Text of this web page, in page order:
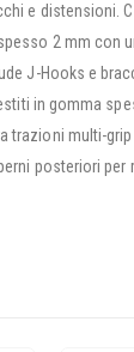
e distensioni.
2 mm con
J-Hooks e
in gomma
trazioni multi-
posteriori per